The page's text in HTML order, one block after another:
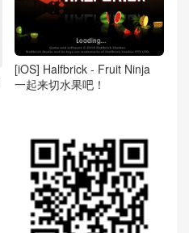
[iOS] Halfbrick - Fruit Ninja
一起来切水果吧！